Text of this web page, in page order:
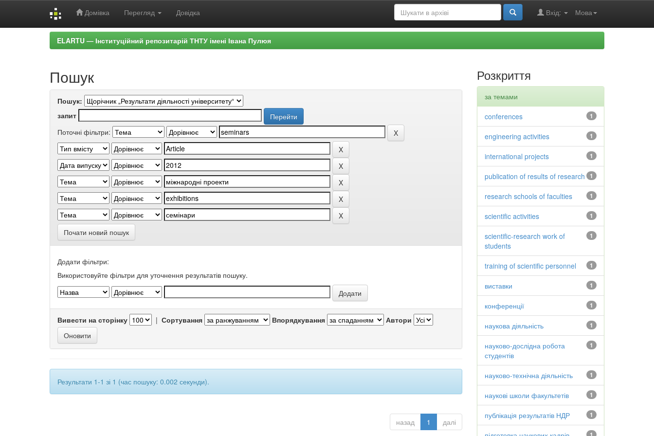
Домівка Перегляд Довідка Мова
Вхід:
ELARTU — Інституційний репозитарій ТНТУ імені Івана Пулюя
Пошук
Пошук:
запит
Поточні фільтри:
Почати новий пошук
Додати фільтри:
Використовуйте фільтри для уточнення результатів пошуку.
Вивести на сторінку | Сортування Впорядкування Автори
Результати 1-1 зі 1 (час пошуку: 0.002 секунди).
назад 1 далі
Розкриття
за темами
1
conferences
1
engineering activities
1
international projects
1
publication of results of research
1
research schools of faculties
1
scientific activities
1
scientific-research work of
students
1
training of scientific personnel
1
виставки
1
конференції
1
наукова діяльність
1
науково-дослідна робота
студентів
1
науково-технічна діяльність
1
наукові школи факультетів
1
публікація результатів НДР